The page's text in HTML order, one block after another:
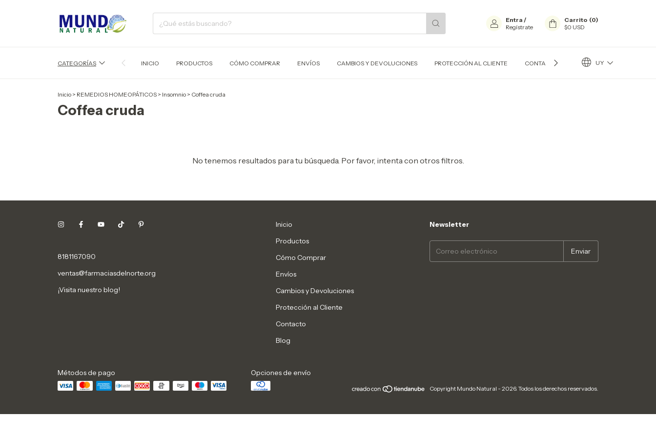
Entra /
Regístrate
Carrito (0)
$0 USD
CATEGORÍAS INICIO PRODUCTOS CÓMO COMPRAR ENVÍOS CAMBIOS Y DEVOLUCIONES PROTECCIÓN AL CLIENTE CONTACTO BLOG UY
Inicio > REMEDIOS HOMEOPÁTICOS > Insomnio > Coffea cruda
Coffea cruda
No tenemos resultados para tu búsqueda. Por favor, intenta con otros filtros.
8181167090
ventas@farmaciasdelnorte.org
¡Visita nuestro blog!
Inicio
Productos
Cómo Comprar
Envíos
Cambios y Devoluciones
Protección al Cliente
Contacto
Blog
Newsletter
Métodos de pago Opciones de envío
Copyright Mundo Natural - 2026. Todos los derechos reservados.